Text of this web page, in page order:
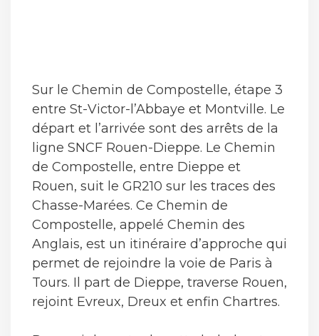
Sur le Chemin de Compostelle, étape 3
entre St-Victor-l’Abbaye et Montville. Le
départ et l’arrivée sont des arrêts de la
ligne SNCF Rouen-Dieppe. Le Chemin
de Compostelle, entre Dieppe et
Rouen, suit le GR210 sur les traces des
Chasse-Marées. Ce Chemin de
Compostelle, appelé Chemin des
Anglais, est un itinéraire d’approche qui
permet de rejoindre la voie de Paris à
Tours. Il part de Dieppe, traverse Rouen,
rejoint Evreux, Dreux et enfin Chartres.